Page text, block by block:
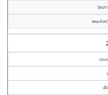
วัดปร
คณะจังห
ประ
เด็